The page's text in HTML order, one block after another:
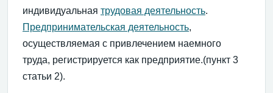
индивидуальная трудовая деятельность.
Предпринимательская деятельность,
осуществляемая с привлечением наемного
труда, регистрируется как предприятие.(пункт 3
статьи 2).